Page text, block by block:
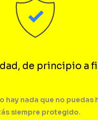
de principio a
hay nada que no puedas
siempre protegido.